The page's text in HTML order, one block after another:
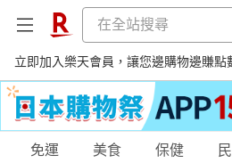
立即加入樂天會員，讓您邊購物邊賺點
購物網分類
免運 美食 保健